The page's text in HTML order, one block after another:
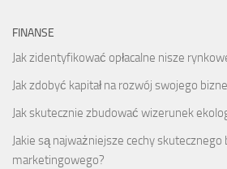
FINANSE
Jak zidentyfikować opłacalne nisze
Jak zdobyć kapitał na rozwój swojego
Jak skutecznie zbudować wizerunek
Jakie są najważniejsze cechy
marketingowego?